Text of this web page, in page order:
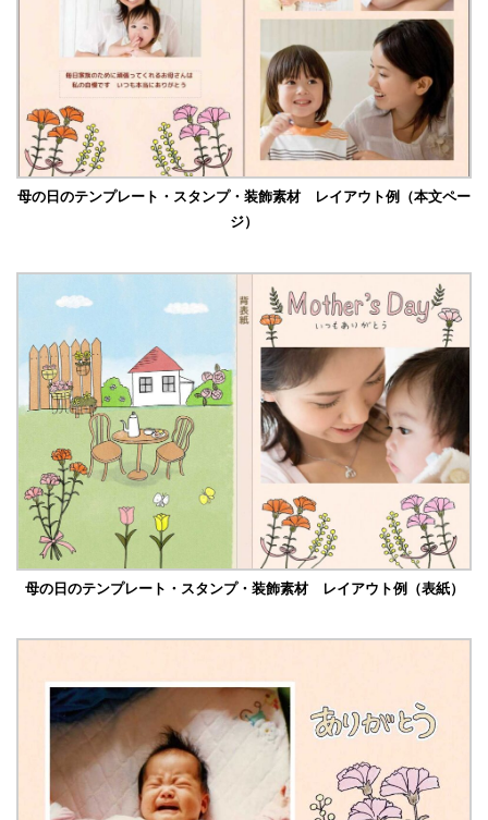
母の日のテンプレート・スタンプ・装飾素材 レイアウト例（本文ペー
ジ）
母の日のテンプレート・スタンプ・装飾素材 レイアウト例（表紙）